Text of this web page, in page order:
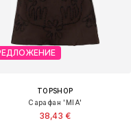
TOPSHOP
Сарафан 'MIA'
38,43 €